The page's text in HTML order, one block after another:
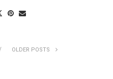
OLDER POSTS